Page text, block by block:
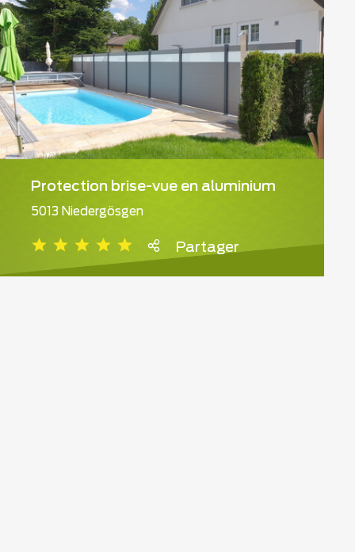
Protection brise-vue en aluminium
5013 Niedergösgen
Partager